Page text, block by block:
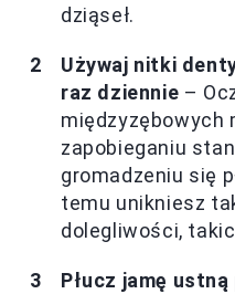
dziąseł.
Używaj nitki
raz dziennie –
międzyzębowych
zapobieganiu
gromadzeniu się
temu unikniesz
dolegliwości,
Płucz jamę ustną